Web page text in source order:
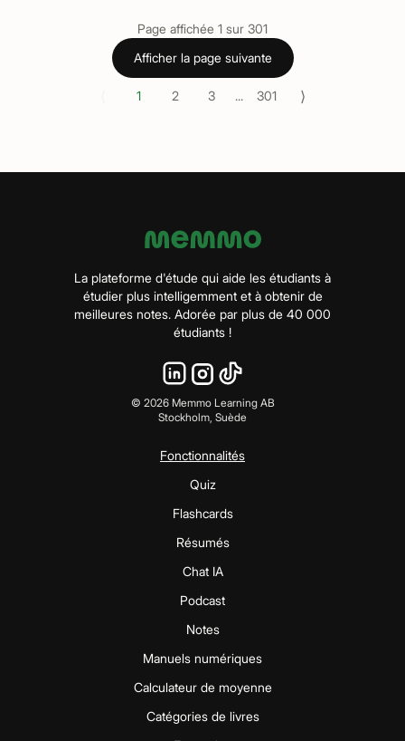
Page affichée 1 sur 301
Afficher la page suivante
1 2 3 ... 301 ⟩
La plateforme d'étude qui aide les étudiants à
étudier plus intelligemment et à obtenir de
meilleures notes. Adorée par plus de 40 000
étudiants !
© 2026Memmo Learning AB
Stockholm, Suède
Fonctionnalités
Quiz
Flashcards
Résumés
Chat IA
Podcast
Notes
Manuels numériques
Calculateur de moyenne
Catégories de livres